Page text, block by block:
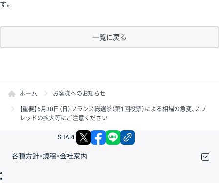
す。
一覧に戻る
ホーム お客様へのお知らせ
【重要】6月30日（日）フランス総選挙（第1回投票）による相場の急変、スプ
レッドの拡大等にご注意ください
SHARE X facebook
各種方針・規程・会社案内